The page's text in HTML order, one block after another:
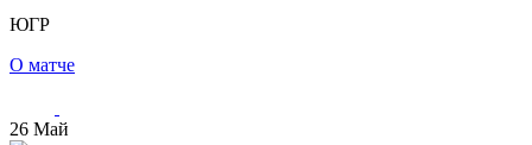
ЮГР
О матче
26 Май